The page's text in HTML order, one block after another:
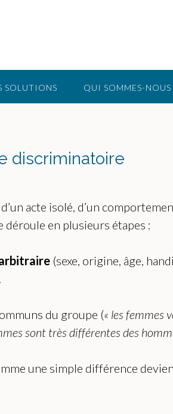
SOLUTIONS QUI SOMMES-NOUS
discriminatoire
acte isolé, d’un
déroule en plusieurs étapes :
(sexe, origine, âge,
du groupe (« les femmes
sont très différentes des
une simple différence